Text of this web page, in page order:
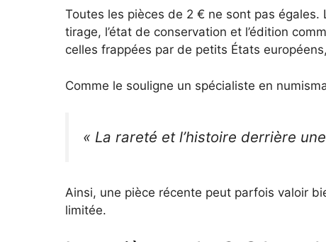
Toutes les pièces de 2 € ne sont pas
tirage, l’état de conservation et l’édition
celles frappées par de petits États
Comme le souligne un spécialiste en
« La rareté et l’histoire derrière
Ainsi, une pièce récente peut parfois valoir
limitée.